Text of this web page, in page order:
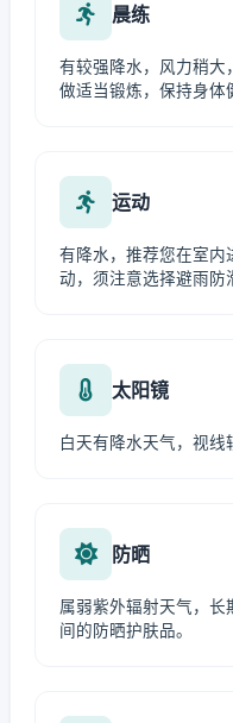
晨练
有较强降水，风力稍大
做适当锻炼，保持身体
运动
有降水，推荐您在室内
动，须注意选择避雨防
太阳镜
白天有降水天气，视
防晒
属弱紫外辐射天气，长
间的防晒护肤品。